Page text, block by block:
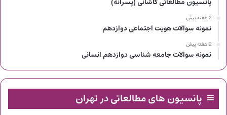
پانسیون مطالعاتی کاشانی (پسرانه)
2 هفته پیش
نمونه سوالات هویت اجتماعی دوازدهم
2 هفته پیش
نمونه سوالات جامعه شناسی دوازدهم انسانی
پانسیون های مطالعاتی در تهران